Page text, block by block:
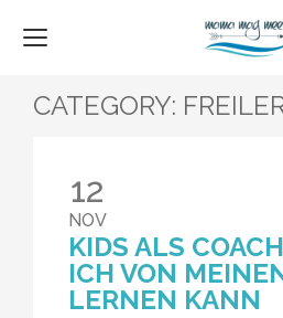
CATEGORY:
12
NOV
KIDS ALS
ICH VON
LERNEN KANN